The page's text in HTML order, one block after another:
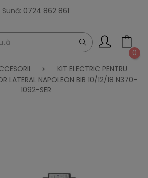
Sună: 0724 862 861
0
KIT ELECTRIC PENTRU
LATERAL NAPOLEON BIB 10/12/18 N370-
1092-SER